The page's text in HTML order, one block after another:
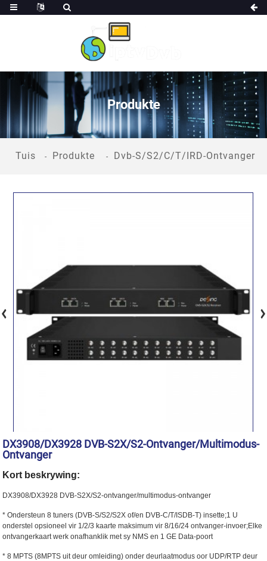
Produkte
Tuis Produkte Dvb-S/S2/C/T/IRD-Ontvanger
DX3908/DX3928 DVB-S2X/S2-Ontvanger/multimodus-
Ontvanger
Kort beskrywing:
DX3908/DX3928 DVB-S2X/S2-ontvanger/multimodus-ontvanger
* Ondersteun 8 tuners (DVB-S/S2/S2X of/en DVB-C/T/ISDB-T) insette;1 U
onderstel opsioneel vir 1/2/3 kaarte maksimum vir 8/16/24 ontvanger-invoer;Elke
ontvangerkaart werk onafhanklik met sy NMS en 1 GE Data-poort
* 8 MPTS (8MPTS uit deur omleiding) onder deurlaatmodus oor UDP/RTP deur